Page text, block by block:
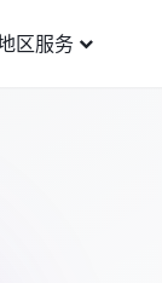
区服务